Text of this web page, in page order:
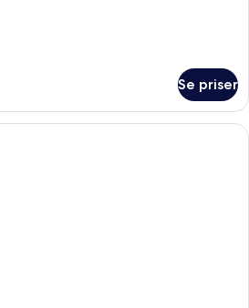
Se priser
Jacuzzi Suite | Badrum | Gratis